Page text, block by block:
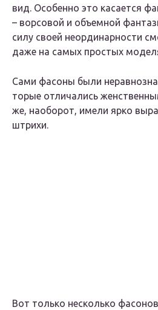
вид. Осо­бен­но это каса­ет­ся
– вор­со­вой и объ­ем­ной
силу сво­ей неор­ди­нар­но­сти
даже на самых про­стых
Сами фасо­ны были
то­рые отли­ча­лись
же, наобо­рот, име­ли ярко
штрихи.
Вот толь­ко несколь­ко